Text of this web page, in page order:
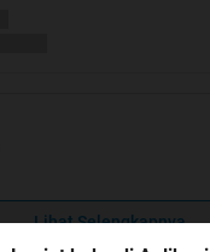
Lihat Selengkapnya